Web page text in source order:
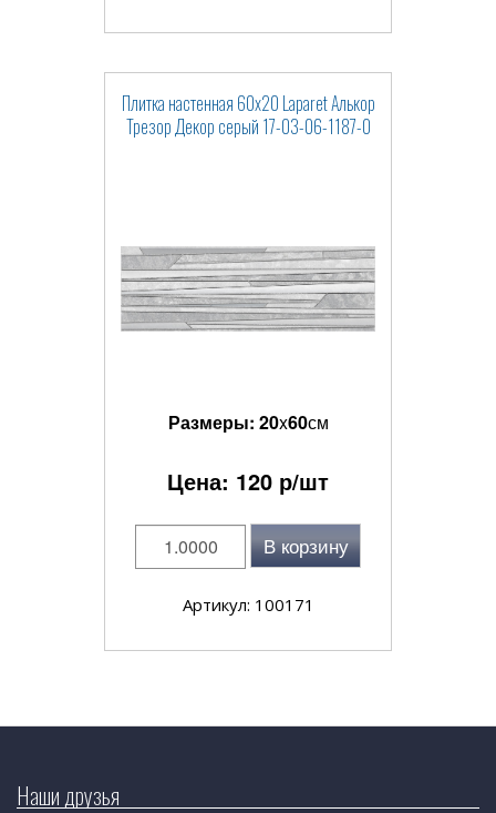
Плитка настенная 60x20 Laparet Алькор
Трезор Декор серый 17-03-06-1187-0
Размеры: 20x60см
Цена: 120 р/шт
В корзину
Артикул: 100171
Наши друзья